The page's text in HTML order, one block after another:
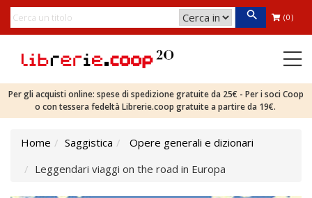
(0)
Per gli acquisti online: spese di spedizione gratuite da 25€ - Per i soci Coop
o con tessera fedeltà Librerie.coop gratuite a partire da 19€.
Home Saggistica
Opere generali e dizionari
Leggendari viaggi on the road in Europa